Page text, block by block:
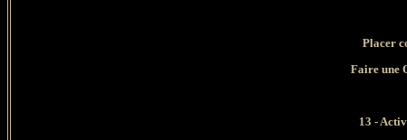
Placer
Faire une
13 -